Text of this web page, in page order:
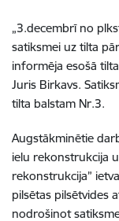
„3.decembrī no
satiksmei uz tilta
informēja esošā
Juris Birkavs.
tilta balstam Nr.3.
Augstākminētie
ielu rekonstrukcija
rekonstrukcija”
pilsētas pilsētvides
nodrošinot